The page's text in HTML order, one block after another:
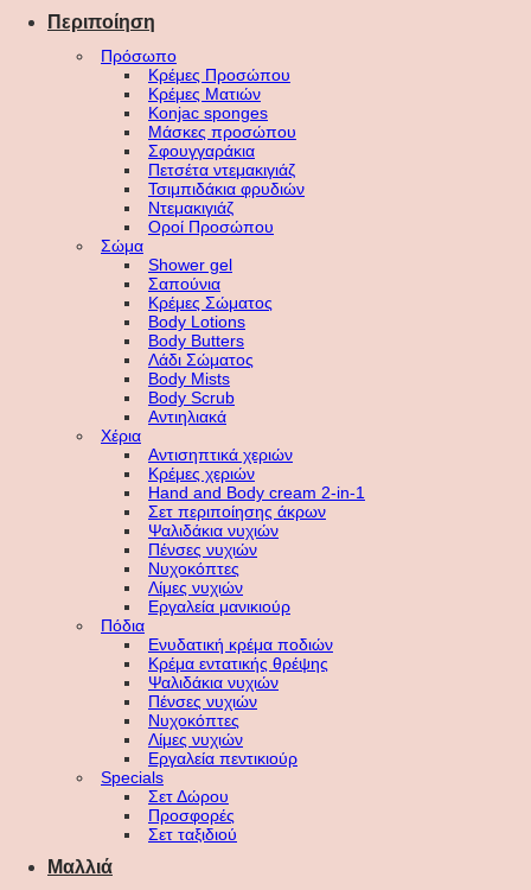
Περιποίηση
Πρόσωπο
Κρέμες Προσώπου
Κρέμες Ματιών
Konjac sponges
Μάσκες προσώπου
Σφουγγαράκια
Πετσέτα ντεμακιγιάζ
Τσιμπιδάκια φρυδιών
Ντεμακιγιάζ
Οροί Προσώπου
Σώμα
Shower gel
Σαπούνια
Κρέμες Σώματος
Body Lotions
Body Butters
Λάδι Σώματος
Body Mists
Body Scrub
Αντιηλιακά
Χέρια
Αντισηπτικά χεριών
Κρέμες χεριών
Hand and Body cream 2-in-1
Σετ περιποίησης άκρων
Ψαλιδάκια νυχιών
Πένσες νυχιών
Νυχοκόπτες
Λίμες νυχιών
Εργαλεία μανικιούρ
Πόδια
Ενυδατική κρέμα ποδιών
Κρέμα εντατικής θρέψης
Ψαλιδάκια νυχιών
Πένσες νυχιών
Νυχοκόπτες
Λίμες νυχιών
Εργαλεία πεντικιούρ
Specials
Σετ Δώρου
Προσφορές
Σετ ταξιδιού
Μαλλιά